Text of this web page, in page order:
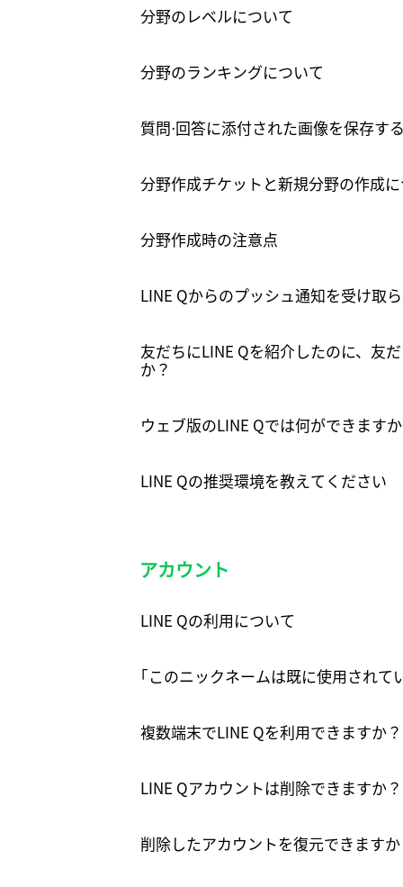
分野のレベルについて
分野のランキングについて
質問⋅回答に添付された画像を保存す
分野作成チケットと新規分野の作成
分野作成時の注意点
LINE Qからのプッシュ通知を受け取
友だちにLINE Qを紹介したのに、友
か？
ウェブ版のLINE Qでは何ができます
LINE Qの推奨環境を教えてください
アカウント
LINE Qの利用について
｢このニックネームは既に使用され
複数端末でLINE Qを利用できますか？
LINE Qアカウントは削除できますか？
削除したアカウントを復元できます